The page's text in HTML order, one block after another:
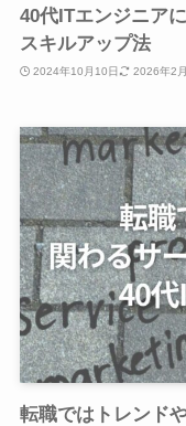
40代ITエンジニア
スキルアップ法
2024年10月10日 2026年2
転職ではトレンド